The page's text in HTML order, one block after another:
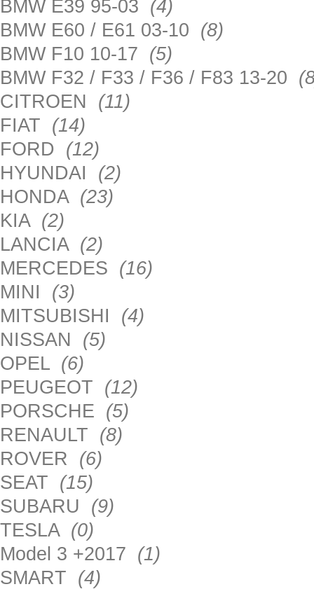
BMW E39 95-03 (4)
BMW E60 / E61 03-10 (8)
BMW F10 10-17 (5)
BMW F32 / F33 / F36 / F83 13-20
CITROEN (11)
FIAT (14)
FORD (12)
HYUNDAI (2)
HONDA (23)
KIA (2)
LANCIA (2)
MERCEDES (16)
MINI (3)
MITSUBISHI (4)
NISSAN (5)
OPEL (6)
PEUGEOT (12)
PORSCHE (5)
RENAULT (8)
ROVER (6)
SEAT (15)
SUBARU (9)
TESLA (0)
Model 3 +2017 (1)
SMART (4)